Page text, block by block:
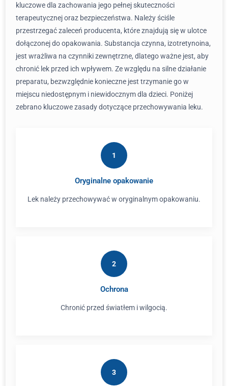
kluczowe dla zachowania jego pełnej skuteczności
terapeutycznej oraz bezpieczeństwa. Należy ściśle
przestrzegać zaleceń producenta, które znajdują się w ulotce
dołączonej do opakowania. Substancja czynna, izotretynoina,
jest wrażliwa na czynniki zewnętrzne, dlatego ważne jest, aby
chronić lek przed ich wpływem. Ze względu na silne działanie
preparatu, bezwzględnie konieczne jest trzymanie go w
miejscu niedostępnym i niewidocznym dla dzieci. Poniżej
zebrano kluczowe zasady dotyczące przechowywania leku.
1
Oryginalne opakowanie
Lek należy przechowywać w oryginalnym opakowaniu.
2
Ochrona
Chronić przed światłem i wilgocią.
3